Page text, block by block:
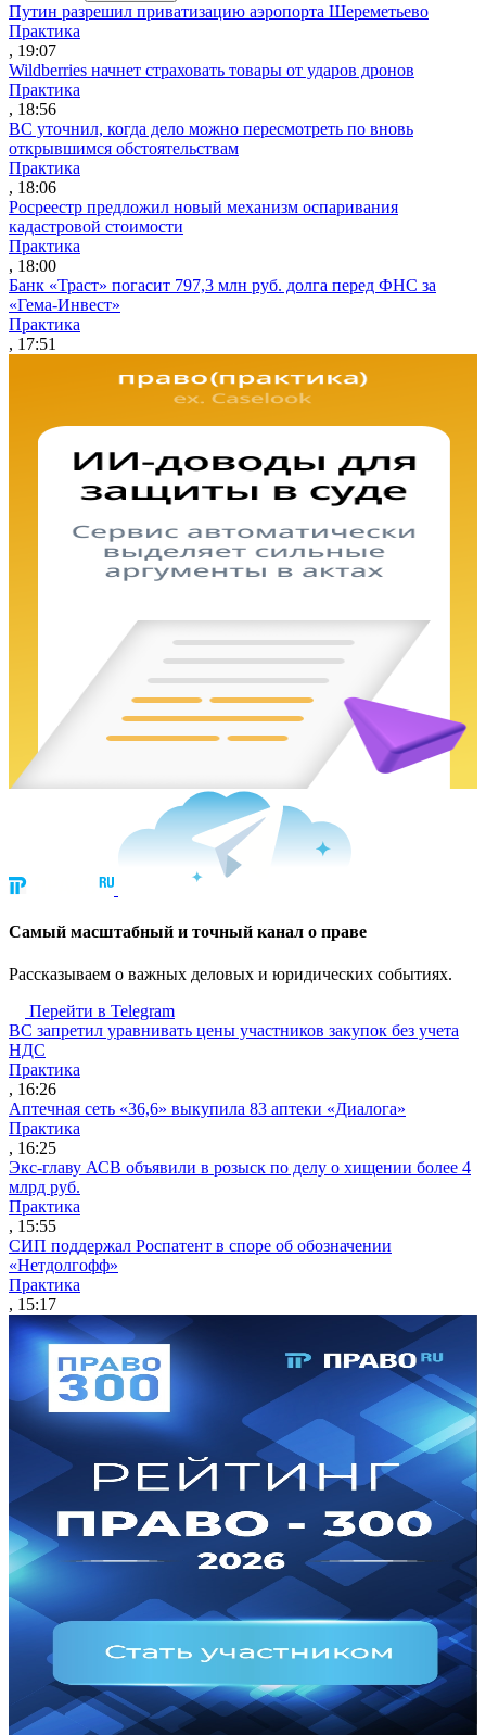
Путин разрешил приватизацию аэропорта Шереметьево
Практика
, 19:07
Wildberries начнет страховать товары от ударов дронов
Практика
, 18:56
ВС уточнил, когда дело можно пересмотреть по вновь
открывшимся обстоятельствам
Практика
, 18:06
Росреестр предложил новый механизм оспаривания
кадастровой стоимости
Практика
, 18:00
Банк «Траст» погасит 797,3 млн руб. долга перед ФНС за
«Гема-Инвест»
Практика
, 17:51
Cамый масштабный и точный канал о праве
Рассказываем о важных деловых и юридических событиях.
Перейти в Telegram
ВС запретил уравнивать цены участников закупок без учета
НДС
Практика
, 16:26
Аптечная сеть «36,6» выкупила 83 аптеки «Диалога»
Практика
, 16:25
Экс-главу АСВ объявили в розыск по делу о хищении более 4
млрд руб.
Практика
, 15:55
СИП поддержал Роспатент в споре об обозначении
«Нетдолгофф»
Практика
, 15:17